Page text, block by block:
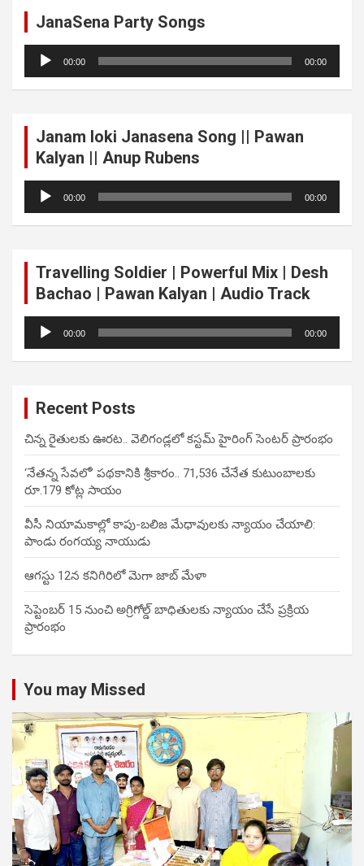
JanaSena Party Songs
Audio
Player
00:00 00:00
Janam loki Janasena Song || Pawan
Kalyan || Anup Rubens
Audio
Player
00:00 00:00
Travelling Soldier | Powerful Mix | Desh
Bachao | Pawan Kalyan | Audio Track
Audio
Player
00:00 00:00
Recent Posts
చిన్న రైతులకు ఊరట.. వెలిగండ్లలో కస్టమ్ హైరింగ్ సెంటర్ ప్రారంభం
‘నేతన్న సేవలో’ పథకానికి శ్రీకారం.. 71,536 చేనేత కుటుంబాలకు
రూ.179 కోట్ల సాయం
వీసీ నియామకాల్లో కాపు-బలిజ మేధావులకు న్యాయం చేయాలి:
పాండు రంగయ్య నాయుడు
ఆగస్టు 12న కనిగిరిలో మెగా జాబ్ మేళా
సెప్టెంబర్ 15 నుంచి అగ్రిగోల్డ్ బాధితులకు న్యాయం చేసే ప్రక్రియ
ప్రారంభం
You may Missed